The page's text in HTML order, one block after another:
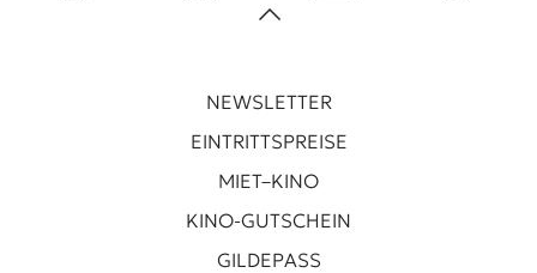
NEWSLETTER
EINTRITTSPREISE
MIET–KINO
KINO-GUTSCHEIN
GILDEPASS